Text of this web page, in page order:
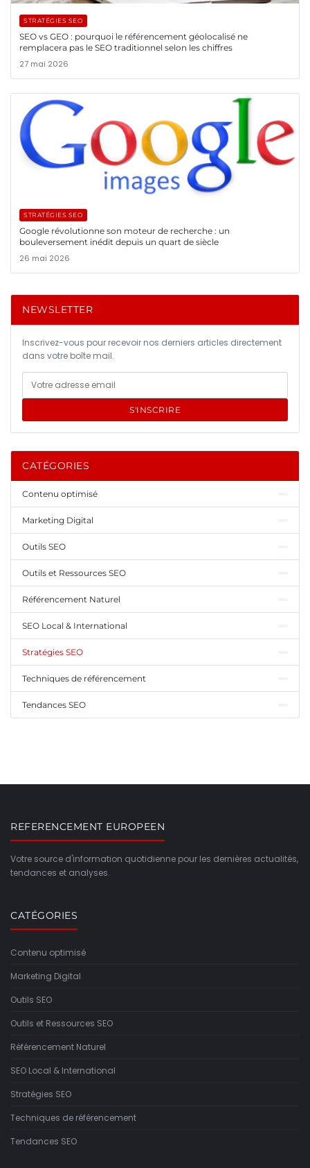
STRATÉGIES SEO
SEO vs GEO : pourquoi le référencement géolocalisé ne
remplacera pas le SEO traditionnel selon les chiffres
27 mai 2026
STRATÉGIES SEO
Google révolutionne son moteur de recherche : un
bouleversement inédit depuis un quart de siècle
26 mai 2026
NEWSLETTER
Inscrivez-vous pour recevoir nos derniers articles directement
dans votre boîte mail.
S'INSCRIRE
CATÉGORIES
Contenu optimisé
Marketing Digital
Outils SEO
Outils et Ressources SEO
Référencement Naturel
SEO Local & International
Stratégies SEO
Techniques de référencement
Tendances SEO
REFERENCEMENT EUROPEEN
Votre source d'information quotidienne pour les dernières actualités,
tendances et analyses.
CATÉGORIES
Contenu optimisé
Marketing Digital
Outils SEO
Outils et Ressources SEO
Référencement Naturel
SEO Local & International
Stratégies SEO
Techniques de référencement
Tendances SEO